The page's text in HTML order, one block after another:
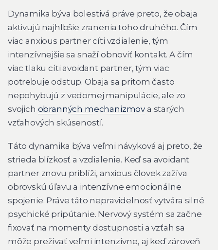
Dynamika býva bolestivá práve preto, že obaja
aktivujú najhlbšie zranenia toho druhého. Čím
viac anxious partner cíti vzdialenie, tým
intenzívnejšie sa snaží obnoviť kontakt. A čím
viac tlaku cíti avoidant partner, tým viac
potrebuje odstup. Obaja sa pritom často
nepohybujú z vedomej manipulácie, ale zo
svojich obranných mechanizmov a starých
vzťahových skúseností.
Táto dynamika býva veľmi návyková aj preto, že
strieda blízkosť a vzdialenie. Keď sa avoidant
partner znovu priblíži, anxious človek zažíva
obrovskú úľavu a intenzívne emocionálne
spojenie. Práve táto nepravidelnosť vytvára silné
psychické pripútanie. Nervový systém sa začne
fixovať na momenty dostupnosti a vzťah sa
môže prežívať veľmi intenzívne, aj keď zároveň